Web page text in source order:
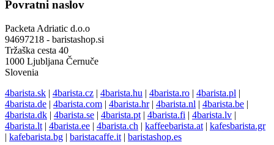
Povratni naslov
Packeta Adriatic d.o.o
94697218 - baristashop.si
Tržaška cesta 40
1000 Ljubljana Černuče
Slovenia
4barista.sk | 4barista.cz | 4barista.hu | 4barista.ro | 4barista.pl |
4barista.de | 4barista.com | 4barista.hr| 4barista.nl | 4barista.be |
4barista.dk | 4barista.se | 4barista.pt | 4barista.fi | 4barista.lv |
4barista.lt | 4barista.ee | 4barista.ch | kaffeebarista.at | kafesbarista.gr
| kafebarista.bg | baristacaffe.it | baristashop.es